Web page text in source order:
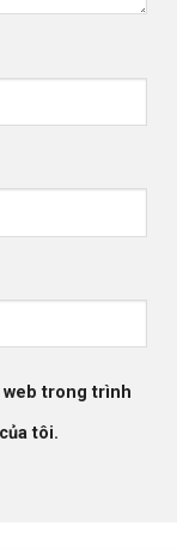
web trong trình
tôi.